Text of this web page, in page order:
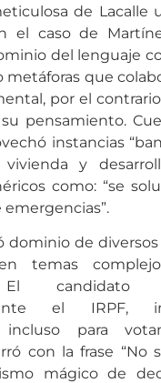
de Lacalle
el caso de
del lenguaje
metáforas que
por el
pensamiento.
instancias
y
como: “se
dominio de
temas
El candidato
el IRPF,
incluso para
con la frase “No
mágico de